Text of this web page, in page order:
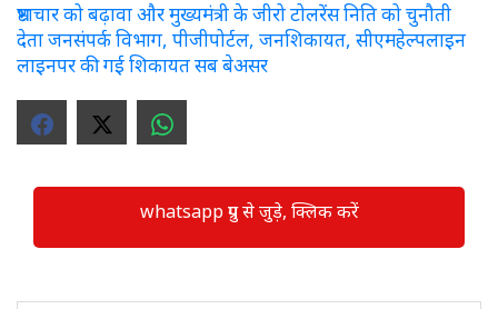
भ्रष्टाचार को बढ़ावा और मुख्यमंत्री के जीरो टोलरेंस निति को चुनौती
देता जनसंपर्क विभाग, पीजीपोर्टल, जनशिकायत, सीएमहेल्पलाइन
लाइनपर की गई शिकायत सब बेअसर
whatsapp ग्रुप से जुड़े, क्लिक करें